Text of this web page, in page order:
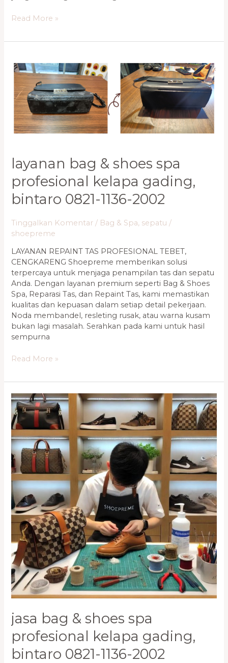
Read More »
layanan bag & shoes spa
profesional kelapa gading,
bintaro 0821-1136-2002
Tinggalkan Komentar / Bag & Spa, sepatu /
shoepreme
LAYANAN REPAINT TAS PROFESIONAL TEBET,
CENGKARENG Shoepreme memberikan solusi
terpercaya untuk menjaga penampilan tas dan sepatu
Anda. Dengan layanan premium seperti Bag & Shoes
Spa, Reparasi Tas, dan Repaint Tas, kami memastikan
kualitas dan kepuasan dalam setiap detail pekerjaan.
Noda membandel, resleting rusak, atau warna kusam
bukan lagi masalah. Serahkan pada kami untuk hasil
sempurna
Bag
Shoes
Spa
Profesional
Kelapa
Gading,
1136-
Read More »
jasa bag & shoes spa
profesional kelapa gading,
bintaro 0821-1136-2002
Jasa
Bag
&
Shoes
Spa
Profesional
Kelapa
Gading,
Bintaro
0821-
1136-
2002